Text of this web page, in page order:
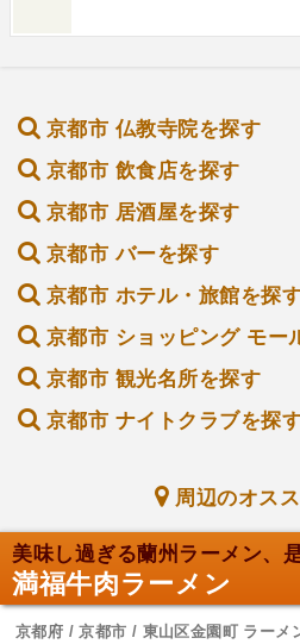
京都市 仏教寺院を探す
京都市 飲食店を探す
京都市 居酒屋を探す
京都市 バーを探す
京都市 ホテル・旅館を探
京都市 ショッピング モー
京都市 観光名所を探す
京都市 ナイトクラブを探
周辺のオス
美味し過ぎる蘭州ラーメン、
満福牛肉ラーメン
京都府 / 京都市 / 東山区金園町 ラーメ